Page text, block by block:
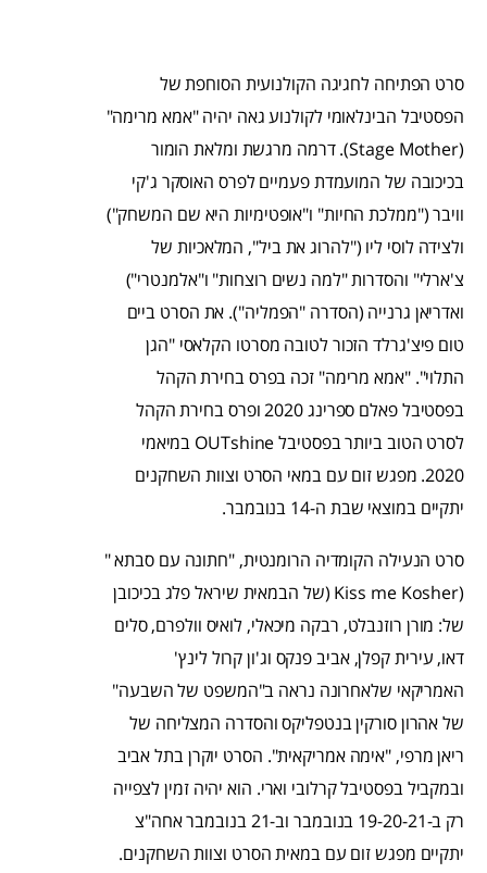
סרט הפתיחה לחגיגה הקולנועית הסוחפת של
הפסטיבל הבינלאומי לקולנוע גאה יהיה "אמא מרימה"
(Stage Mother). דרמה מרגשת ומלאת הומור
בכיכובה של המועמדת פעמיים לפרס האוסקר ג'קי
וויבר ("ממלכת החיות" ו"אופטימיות היא שם המשחק")
ולצידה לוסי ליו ("להרוג את ביל", המלאכיות של
צ'ארלי" והסדרות "למה נשים רוצחות" ו"אלמנטרי")
ואדריאן גרנייה (הסדרה "הפמליה"). את הסרט ביים
טום פיצ'גרלד הזכור לטובה מסרטו הקלאסי "הגן
התלוי". "אמא מרימה" זכה בפרס בחירת הקהל
בפסטיבל פאלם ספרינג 2020 ופרס בחירת הקהל
לסרט הטוב ביותר בפסטיבל OUTshine במיאמי
2020. מפגש זום עם במאי הסרט וצוות השחקנים
יתקיים במוצאי שבת ה-14 בנובמבר.
סרט הנעילה הקומדיה הרומנטית, "חתונה עם סבתא "
(Kiss me Kosher (של הבמאית שיראל פלג בכיכובן
של: מורן רוזנבלט, רבקה מיכאלי, לואיס וולפרם, סלים
דאו, עירית קפלן, אביב פנקס וג'ון קרול לינץ'
האמריקאי שלאחרונה נראה ב"המשפט של השבעה"
של אהרון סורקין בנטפליקס והסדרה המצליחה של
ריאן מרפי, "אימה אמריקאית". הסרט יוקרן בתל אביב
ובמקביל בפסטיבל קרלובי וארי. הוא יהיה זמין לצפייה
רק ב-19-20-21 בנובמבר וב-21 בנובמבר אחה"צ
יתקיים מפגש זום עם במאית הסרט וצוות השחקנים.